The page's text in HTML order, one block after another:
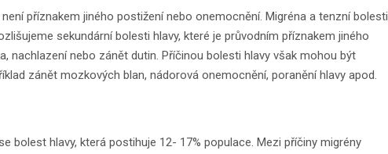
příznakem jiného postižení nebo onemocnění. Migréna a tenzní bolesti
sekundární bolesti hlavy, které je průvodním příznakem jiného
nachlazení nebo zánět dutin. Příčinou bolesti hlavy však mohou být
zánět mozkových blan, nádorová onemocnění, poranění hlavy apod.
bolest hlavy, která postihuje 12- 17% populace. Mezi příčiny migrény